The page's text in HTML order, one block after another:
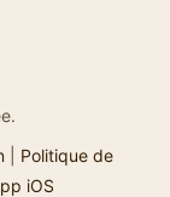
| Politique de
iOS